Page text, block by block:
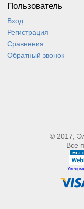
Пользователь
Вход
Регистрация
Сравнения
Обратный звонок
© 2017,
Все